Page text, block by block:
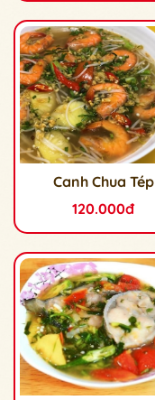
Canh Chua Tép
120.000đ